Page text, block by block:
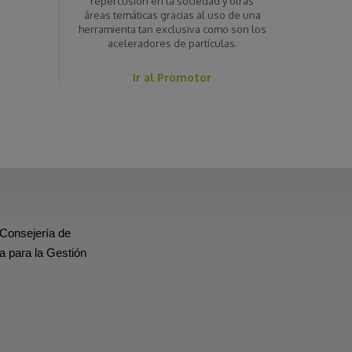
áreas temáticas gracias al uso de una
herramienta tan exclusiva como son los
aceleradores de partículas.
Ir al Promotor
de
para la Gestión